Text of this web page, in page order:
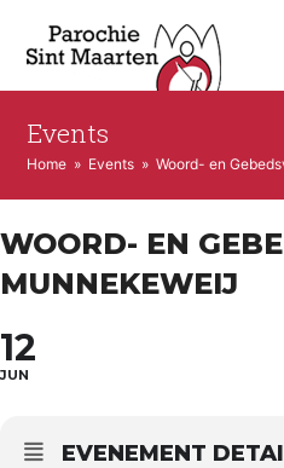
Events
Home » Events » Woord- en
WOORD- EN
MUNNEKEWEIJ
12
JUN
EVENEMENT